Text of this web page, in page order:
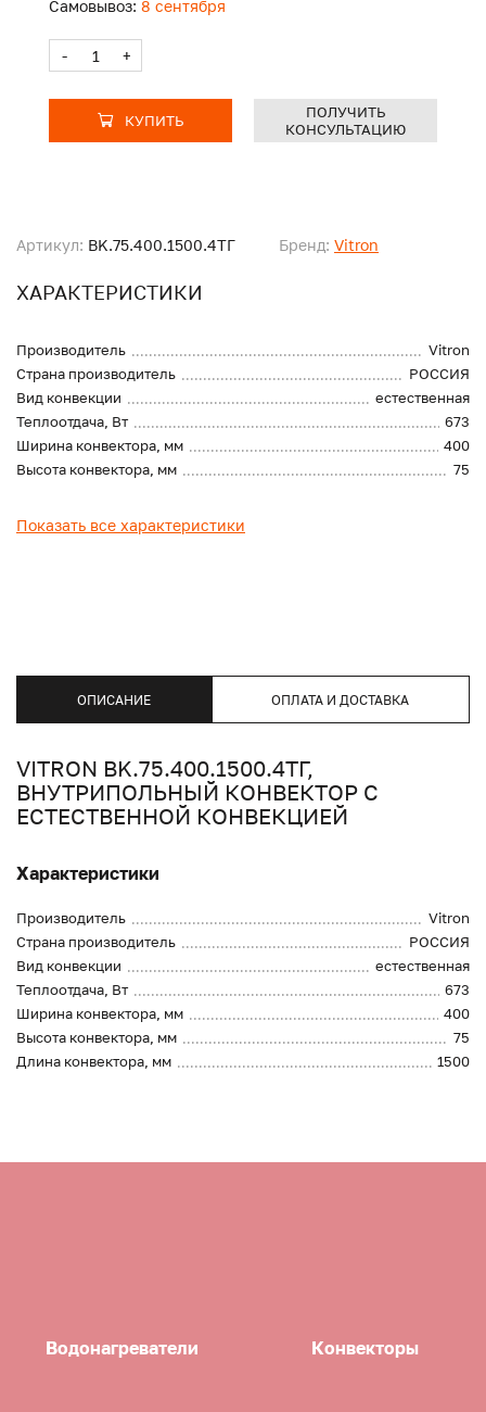
Артикул: BK.75.400.1500.4ТГ Бренд: Vitron
ХАРАКТЕРИСТИКИ
Производитель
Vitron
Страна производитель
РОССИЯ
Вид конвекции
естественная
Теплоотдача, Вт
673
Ширина конвектора, мм
400
Высота конвектора, мм
75
Показать все характеристики
Самовывоз: 8 сентября
- +
КУПИТЬ
ПОЛУЧИТЬ
КОНСУЛЬТАЦИЮ
ОПИСАНИЕ ОПЛАТА И ДОСТАВКА
VITRON BK.75.400.1500.4ТГ,
ВНУТРИПОЛЬНЫЙ КОНВЕКТОР С
ЕСТЕСТВЕННОЙ КОНВЕКЦИЕЙ
Характеристики
Производитель
Vitron
Страна производитель
РОССИЯ
Вид конвекции
естественная
Теплоотдача, Вт
673
Ширина конвектора, мм
400
Высота конвектора, мм
75
Длина конвектора, мм
1500
Водонагреватели Конвекторы